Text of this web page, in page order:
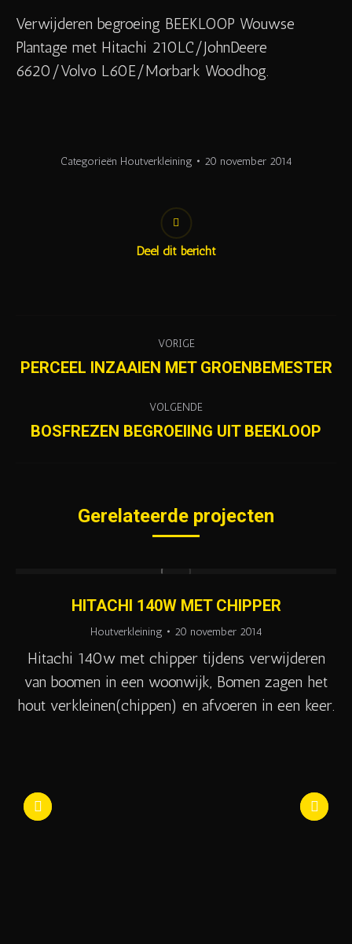
Verwijderen begroeing BEEKLOOP Wouwse
Plantage met Hitachi 210LC/JohnDeere
6620/Volvo L60E/Morbark Woodhog.
Categorieën Houtverkleining 20 november 2014
Deel dit bericht
navigation
VORIGE
Previous
PERCEEL INZAAIEN MET GROENBEMESTER
VOLGENDE
Next
BOSFREZEN BEGROEIING UIT BEEKLOOP
Gerelateerde projecten
HITACHI 140W MET CHIPPER
Houtverkleining 20 november 2014
Hitachi 140w met chipper tijdens verwijderen
van boomen in een woonwijk, Bomen zagen het
hout verkleinen(chippen) en afvoeren in een keer.